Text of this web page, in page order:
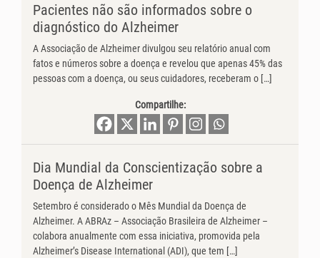
Pacientes não são informados sobre o
diagnóstico do Alzheimer
A Associação de Alzheimer divulgou seu relatório anual com
fatos e números sobre a doença e revelou que apenas 45% das
pessoas com a doença, ou seus cuidadores, receberam o […]
Compartilhe:
Dia Mundial da Conscientização sobre a
Doença de Alzheimer
Setembro é considerado o Mês Mundial da Doença de
Alzheimer. A ABRAz – Associação Brasileira de Alzheimer –
colabora anualmente com essa iniciativa, promovida pela
Alzheimer’s Disease International (ADI), que tem […]